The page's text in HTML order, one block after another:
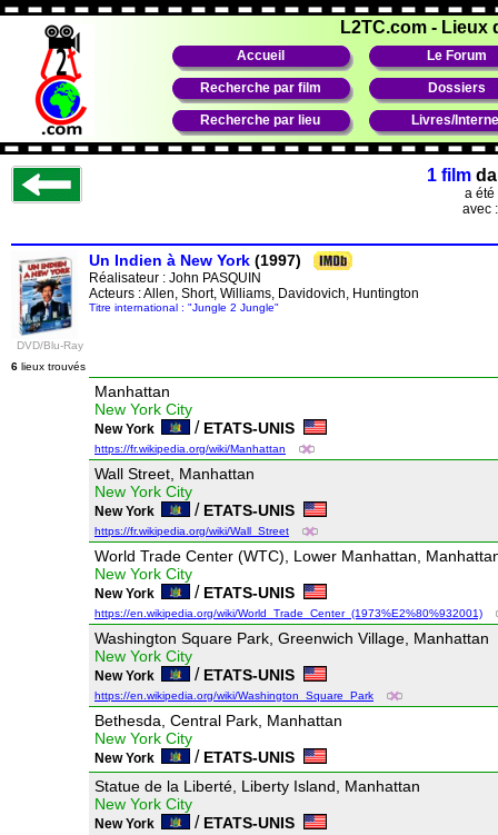
L2TC.com - Lieux
Accueil Le Forum
Recherche par film Dossiers
Recherche par lieu Livres/
1 film
a
avec
DVD/Blu-Ray
Un Indien à New York (1997)
Réalisateur : John PASQUIN
Acteurs : Allen, Short, Williams, Davidovich, Huntington
Titre international : "Jungle 2 Jungle"
6 lieux trouvés
Manhattan
New York City
New York / ETATS-UNIS
https://fr.wikipedia.org/wiki/Manhattan
Wall Street, Manhattan
New York City
New York / ETATS-UNIS
https://fr.wikipedia.org/wiki/Wall_Street
World Trade Center (WTC), Lower Manhattan,
New York City
New York / ETATS-UNIS
https://en.wikipedia.org/wiki/World_Trade_Center_(1973%E2%80%932001)
Washington Square Park, Greenwich Village, Manhattan
New York City
New York / ETATS-UNIS
https://en.wikipedia.org/wiki/Washington_Square_Park
Bethesda, Central Park, Manhattan
New York City
New York / ETATS-UNIS
Statue de la Liberté, Liberty Island, Manhattan
New York City
New York / ETATS-UNIS